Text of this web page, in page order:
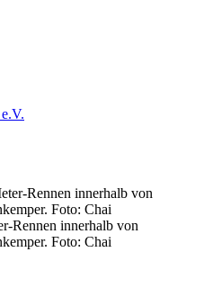
Rennen innerhalb von
Foto: Chai